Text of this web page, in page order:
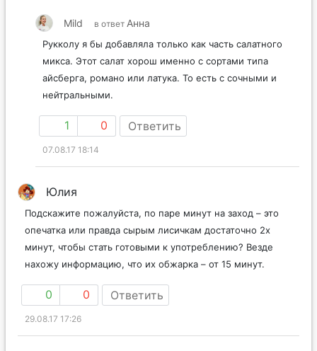
Mild в ответ Анна
Рукколу я бы добавляла только как часть салатного
микса. Этот салат хорош именно с сортами типа
айсберга, романо или латука. То есть с сочными и
нейтральными.
1 0 Ответить
07.08.17 18:14
Юлия
Подскажите пожалуйста, по паре минут на заход – это
опечатка или правда сырым лисичкам достаточно 2х
минут, чтобы стать готовыми к употреблению? Везде
нахожу информацию, что их обжарка – от 15 минут.
0 0 Ответить
29.08.17 17:26